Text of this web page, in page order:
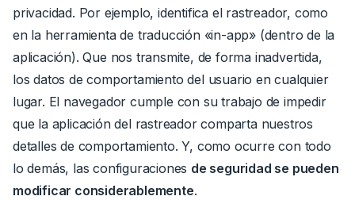
privacidad. Por ejemplo, identifica el rastreador, como
en la herramienta de traducción «in-app» (dentro de la
aplicación). Que nos transmite, de forma inadvertida,
los datos de comportamiento del usuario en cualquier
lugar. El navegador cumple con su trabajo de impedir
que la aplicación del rastreador comparta nuestros
detalles de comportamiento. Y, como ocurre con todo
lo demás, las configuraciones de seguridad se pueden
modificar considerablemente.